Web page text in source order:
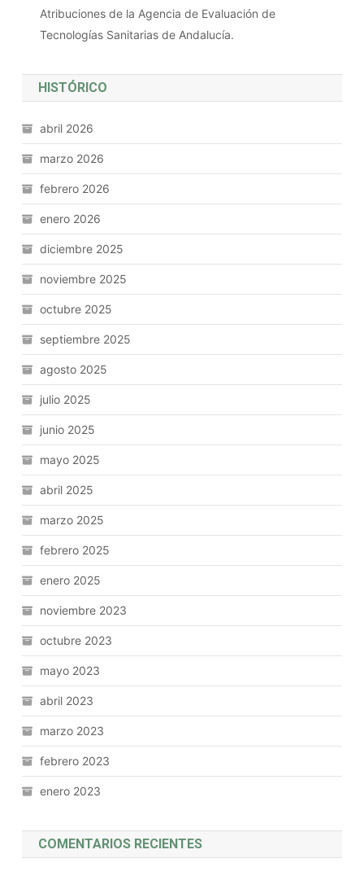
Atribuciones de la Agencia de Evaluación de
Tecnologías Sanitarias de Andalucía.
HISTÓRICO
abril 2026
marzo 2026
febrero 2026
enero 2026
diciembre 2025
noviembre 2025
octubre 2025
septiembre 2025
agosto 2025
julio 2025
junio 2025
mayo 2025
abril 2025
marzo 2025
febrero 2025
enero 2025
noviembre 2023
octubre 2023
mayo 2023
abril 2023
marzo 2023
febrero 2023
enero 2023
COMENTARIOS RECIENTES